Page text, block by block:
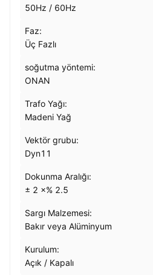
50Hz / 60Hz
Faz:
Üç Fazlı
soğutma yöntemi:
ONAN
Trafo Yağı:
Madeni Yağ
Vektör grubu:
Dyn11
Dokunma Aralığı:
± 2 ×% 2.5
Sargı Malzemesi:
Bakır veya Alüminyum
Kurulum:
Açık / Kapalı